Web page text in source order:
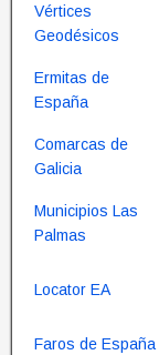
Vértices
Geodésicos
Ermitas de
España
Comarcas de
Galicia
Municipios Las
Palmas
Locator EA
Faros de España